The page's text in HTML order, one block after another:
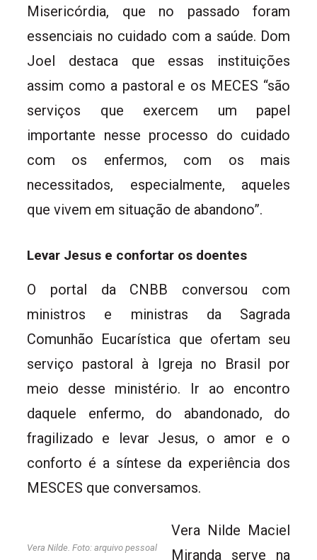
Misericórdia, que no passado foram
essenciais no cuidado com a saúde. Dom
Joel destaca que essas instituições
assim como a pastoral e os MECES “são
serviços que exercem um papel
importante nesse processo do cuidado
com os enfermos, com os mais
necessitados, especialmente, aqueles
que vivem em situação de abandono”.
Levar Jesus e confortar os doentes
O portal da CNBB conversou com
ministros e ministras da Sagrada
Comunhão Eucarística que ofertam seu
serviço pastoral à Igreja no Brasil por
meio desse ministério. Ir ao encontro
daquele enfermo, do abandonado, do
fragilizado e levar Jesus, o amor e o
conforto é a síntese da experiência dos
MESCES que conversamos.
Vera Nilde. Foto: arquivo pessoal
Vera Nilde Maciel
Miranda serve na